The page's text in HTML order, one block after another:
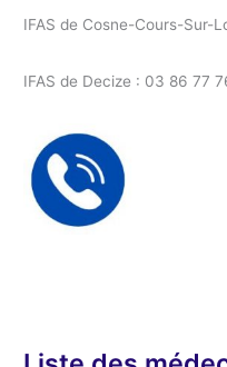
IFAS de Cosne-Cours-Sur-
IFAS de Decize : 03 86 77